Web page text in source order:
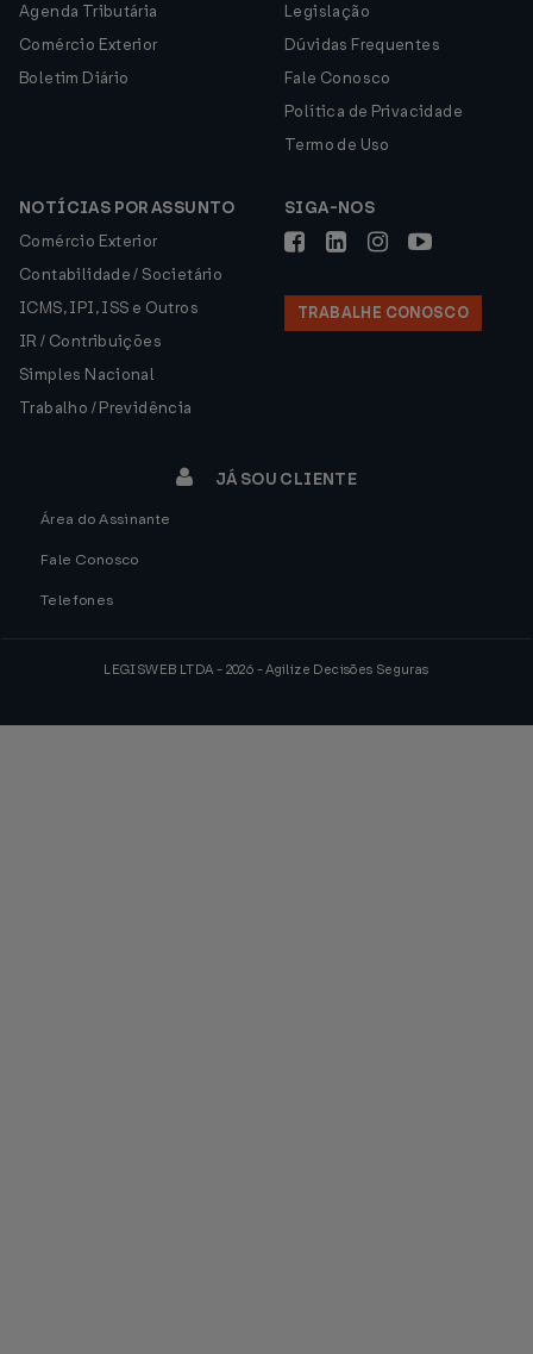
Agenda Tributária
Comércio Exterior
Boletim Diário
Legislação
Dúvidas Frequentes
Fale Conosco
Política de Privacidade
Termo de Uso
NOTÍCIAS POR ASSUNTO
Comércio Exterior
Contabilidade / Societário
ICMS, IPI, ISS e Outros
IR / Contribuições
Simples Nacional
Trabalho / Previdência
SIGA-NOS
TRABALHE CONOSCO
JÁ SOU CLIENTE
Área do Assinante
Fale Conosco
Telefones
LEGISWEB LTDA - 2026 - Agilize Decisões Seguras